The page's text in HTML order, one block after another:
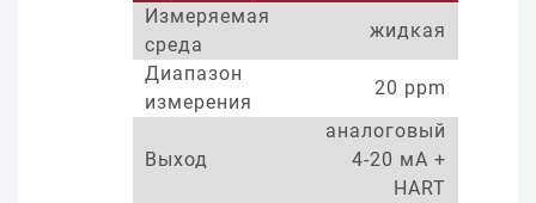
Измеряемая
среда
жидкая
Диапазон
измерения
20 ppm
Выход
аналоговый
4-20 мА +
HART